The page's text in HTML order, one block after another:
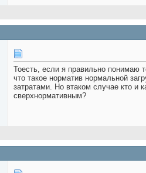
Тоесть, если я правильно понимаю
что такое норматив нормальной
затратами. Но втаком случае кто и
сверхнормативным?